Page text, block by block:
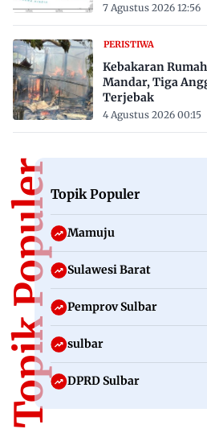
7 Agustus 2026 12:56
PERISTIWA
Kebakaran
Mandar, Tiga
Terjebak
4 Agustus 2026 00:15
Topik PopulerTopik Populer
Mamuju
Sulawesi Barat
Pemprov Sulbar
sulbar
DPRD Sulbar